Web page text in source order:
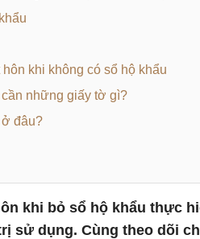
khi không có sổ hộ khẩu
những giấy tờ gì?
đâu?
khi bỏ sổ hộ khẩu thực
sử dụng. Cùng theo dõi